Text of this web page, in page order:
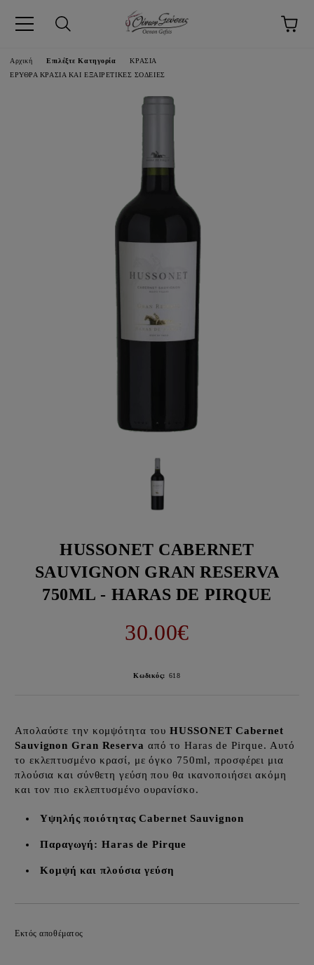
Αρχική Επιλέξτε Κατηγορία
ΚΡΑΣΙΑ
ΕΡΥΘΡΑ ΚΡΑΣΙΑ ΚΑΙ ΕΞΑΙΡΕΤΙΚΕΣ ΣΟΔΕΙΕΣ
HUSSONET CABERNET
SAUVIGNON GRAN RESERVA
750ML - HARAS DE PIRQUE
30.00€
Κωδικός: 618
Απολαύστε την κομψότητα τουHUSSONET Cabernet
Sauvignon Gran Reserva από το Haras de Pirque. Αυτό
το εκλεπτυσμένο κρασί, με όγκο 750ml, προσφέρει μια
πλούσια και σύνθετη γεύση που θα ικανοποιήσει ακόμη
και τον πιο εκλεπτυσμένο ουρανίσκο.
Υψηλής ποιότητας Cabernet Sauvignon
Παραγωγή: Haras de Pirque
Κομψή και πλούσια γεύση
Εκτός αποθέματος